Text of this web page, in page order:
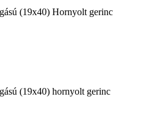
(19x40) Hornyolt gerinc
(19x40) hornyolt gerinc